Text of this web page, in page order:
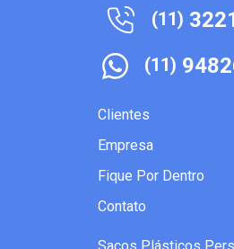
(11)
(11)
Clientes
Empresa
Fique Por Dentro
Contato